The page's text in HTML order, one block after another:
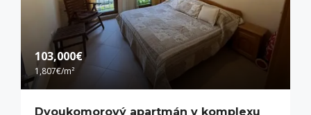
103,000€
1,807€/m²
Dvoukomorový apartmán v komplexu